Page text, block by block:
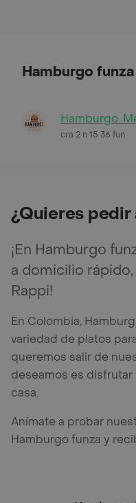
Hamburgo
Hamburgo.
cra 2 n 15 36 fun
¿Quieres
¡En Hamburgo
a domicilio
Rappi!
En Colombia,
variedad de platos
queremos salir de
deseamos es
casa.
Anímate a probar
Hamburgo funza y